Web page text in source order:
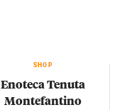
SHOP
Enoteca Tenuta
Montefantino